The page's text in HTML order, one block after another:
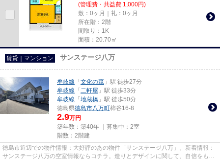
(管理費・共益費 1,000円)
敷：0ヶ月｜礼：0ヶ月
所在階：2階
間取り：1K
面積：20.70㎡
賃貸｜マンション サンステージ八万
牟岐線 「 文化の森 」駅 徒歩27分
牟岐線 「 二軒屋 」駅 徒歩33分
牟岐線 「 地蔵橋 」駅 徒歩50分
徳島県徳島市八万町柿谷16-8
2.9万円
築年数：築40年 ｜募集中： 2室
階数：2階建
徳島市近辺での物件情報：大好評のあの物件「サンステージ八万」。新着情報：
サンステージ八万の空室情報ならコチラ。造りとデザインに関して、自信をもっ